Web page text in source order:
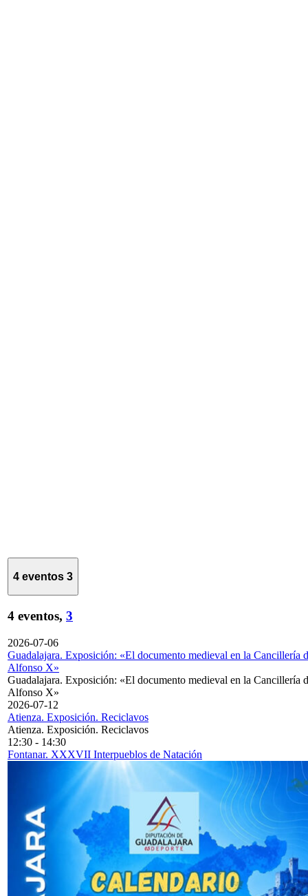
4 eventos 3
4 eventos, 3
2026-07-06
Guadalajara. Exposición: «El documento medieval en la Cancillería
Alfonso X»
Guadalajara. Exposición: «El documento medieval en la Cancillería
Alfonso X»
2026-07-12
Atienza. Exposición. Reciclavos
Atienza. Exposición. Reciclavos
12:30 - 14:30
Fontanar. XXXVII Interpueblos de Natación